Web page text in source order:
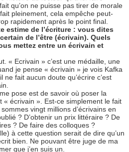
qu’on ne puisse pas tirer de morale
pleinement, cela empêche peut-
rapidement après le point final.
estime de l’écriture : vous dites
de l’être (écrivain). Quels
mettez entre un écrivain et
« Ecrivain » c’est une médaille, une
je pense « écrivain » je vois Kafka
fait aucun doute qu’écrire c’est
pose est de savoir où poser la
écrivain ». Est-ce simplement le fait
vingt millions d’écrivains en
? D’obtenir un prix littéraire ? De
? De faire des colloques ?
à cette question serait de dire qu’un
bien. Ne pouvant être juge de ma
que j’en suis un.